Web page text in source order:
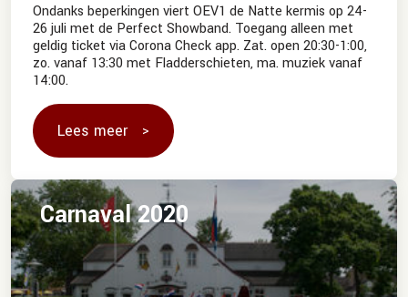
Ondanks beperkingen viert OEV1 de Natte kermis op 24-
26 juli met de Perfect Showband. Toegang alleen met
geldig ticket via Corona Check app. Zat. open 20:30-1:00,
zo. vanaf 13:30 met Fladderschieten, ma. muziek vanaf
14:00.
Lees meer
Carnaval 2020